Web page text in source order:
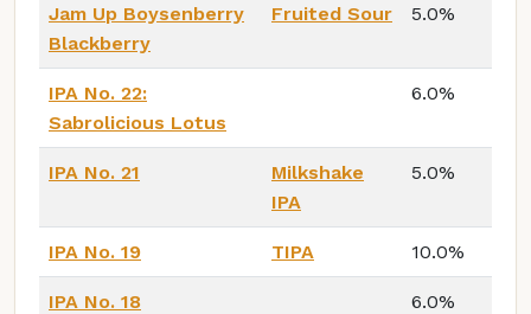
Jam Up Boysenberry
Blackberry
Fruited Sour 5.0%
IPA No. 22:
Sabrolicious Lotus
6.0%
IPA No. 21
Milkshake
IPA
5.0%
IPA No. 19 TIPA 10.0%
IPA No. 18 6.0%